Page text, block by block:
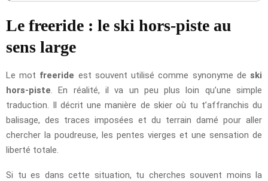
Le freeride : le ski hors-piste au
sens large
Le mot freeride est souvent utilisé comme synonyme deski
hors-piste . En réalité, il va un peu plus loin qu’une simple
traduction. Il décrit une manière de skier où tu t’affranchis du
balisage, des traces imposées et du terrain damé pour aller
chercher la poudreuse, les pentes vierges et une sensation de
liberté totale.
Si tu es dans cette situation, tu cherches souvent moins la